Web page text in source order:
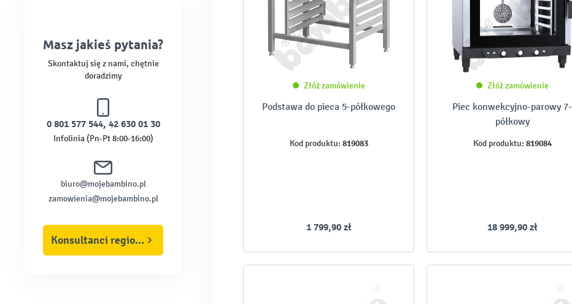
Masz jakieś pytania?
Skontaktuj się z nami, chętnie
doradzimy
0 801 577 544, 42 630 01 30
Infolinia (Pn-Pt 8:00-16:00)
biuro@mojebambino.pl
zamowienia@mojebambino.pl
Konsultanci regionalni
Złóż zamówienie
Podstawa do pieca 5-półkowego
Kod produktu: 819083
1 799,90 zł
Złóż zamówienie
Piec konwekcyjno-parowy 7-
półkowy
Kod produktu: 819084
18 999,90 zł